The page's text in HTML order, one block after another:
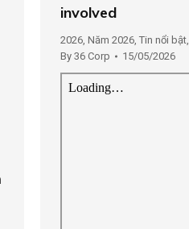
involved
2026, Năm 2026, Tin nổi bật,
By 36 Corp 15/05/2026